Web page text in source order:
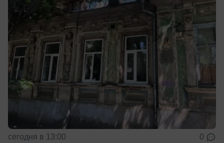
сегодня в 13:00 0